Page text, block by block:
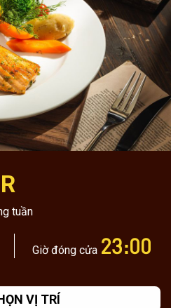
tuần
Giờ đóng cửa 23:00
VỊ TRÍ